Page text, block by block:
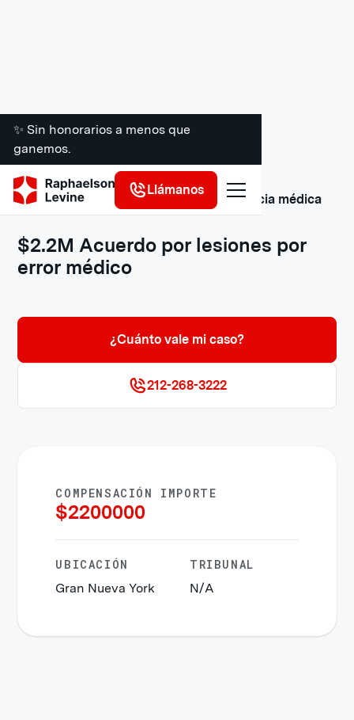
✨ Sin honorarios a menos que
ganemos.
Llámanos
Acuerdos y veredictos por negligencia médica
$2.2M Acuerdo por lesiones por
error médico
¿Cuánto vale mi caso?
212-268-3222
COMPENSACIÓN IMPORTE
$2200000
UBICACIÓN
Gran Nueva York
TRIBUNAL
N/A